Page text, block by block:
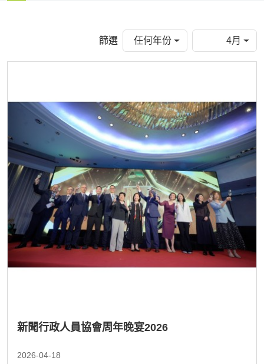
篩選 任何年份 4月
新聞行政人員協會周年晚宴2026
2026-04-18